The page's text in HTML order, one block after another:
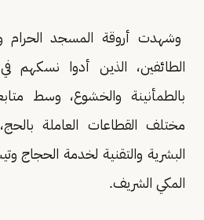
وشهدت أروقة المسجد الحرام
الطائفين، الذين أدوا نسكهم
بالطمأنينة والخشوع، وسط
مختلف القطاعات العاملة
البشرية والتقنية لخدمة الحجاج
المكي الشريف.